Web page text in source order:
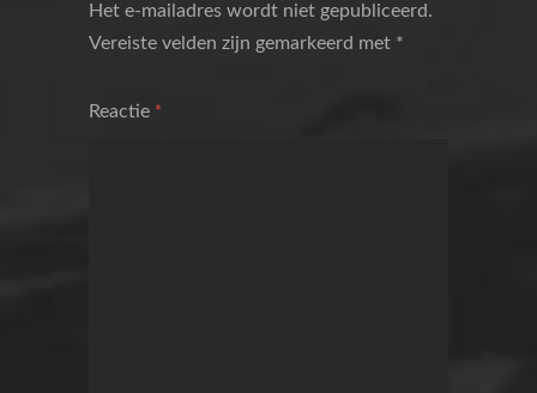
Het e-mailadres wordt niet gepubliceerd.
Vereiste velden zijn gemarkeerd met *
Reactie *